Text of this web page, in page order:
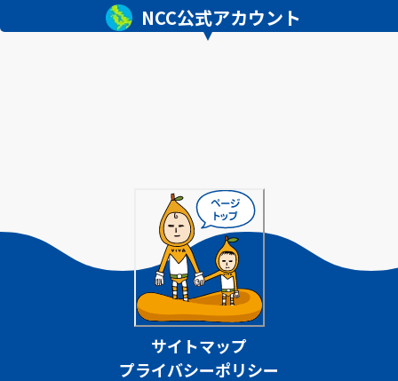
NCC公式アカウント
サイトマップ
プライバシーポリシー